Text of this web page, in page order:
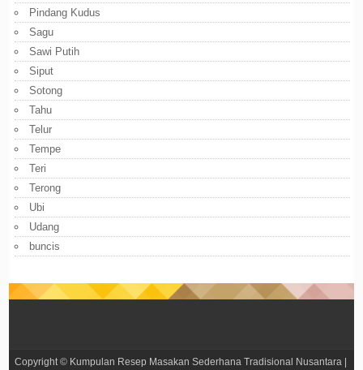
Pindang Kudus
Sagu
Sawi Putih
Siput
Sotong
Tahu
Telur
Tempe
Teri
Terong
Ubi
Udang
buncis
Copyright © Kumpulan Resep Masakan Sederhana Tradisional Nusantara |